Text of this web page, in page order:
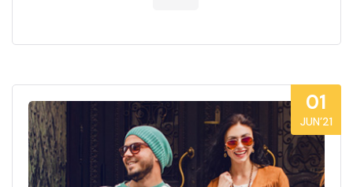
01
JUN’21